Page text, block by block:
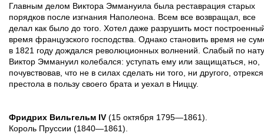
Главным делом Виктора Эммануила была реставрация старых
порядков после изгнания Наполеона. Всем все возвращал, все
делал как было до того. Хотел даже разрушить мост
время французского господства. Однако становить время не
в 1821 году дождался революционных волнений. Слабый по
Виктор Эммануил колебался: уступать ему или защищаться, но,
почувствовав, что не в силах сделать ни того, ни другого,
престола в пользу своего брата и уехал в Ниццу.
Фридрих Вильгельм IV (15 октября 1795—1861).
Король Пруссии (1840—1861).